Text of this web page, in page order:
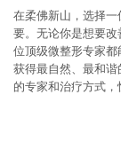
在柔佛新山，选择一
要。无论你是想要改
位顶级微整形专家
获得最自然、最和谐
的专家和治疗方式，